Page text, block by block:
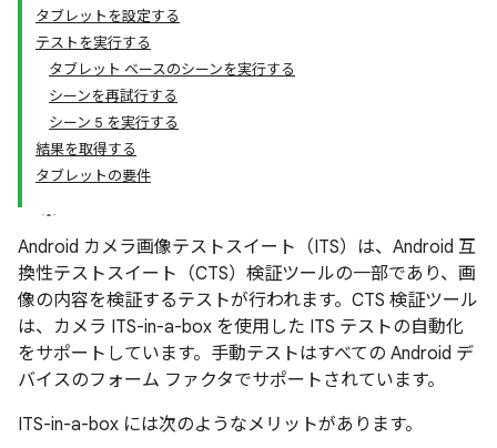
タブレットを設定する
テストを実行する
タブレット ベースのシーンを実行する
シーンを再試行する
シーン 5 を実行する
結果を取得する
タブレットの要件
Android カメラ画像テストスイート（ITS）は、Android 互
換性テストスイート（CTS）検証ツールの一部であり、画
像の内容を検証するテストが行われます。CTS 検証ツール
は、カメラ ITS-in-a-box を使用した ITS テストの自動化
をサポートしています。手動テストはすべての Android デ
バイスのフォーム ファクタでサポートされています。
ITS-in-a-box には次のようなメリットがあります。